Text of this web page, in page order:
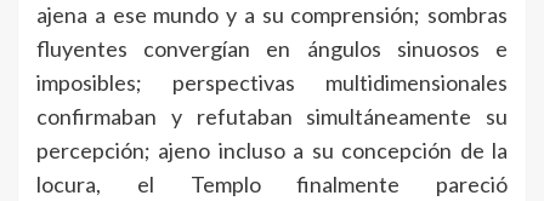
ajena a ese mundo y a su comprensión; sombras
fluyentes convergían en ángulos sinuosos e
imposibles; perspectivas multidimensionales
confirmaban y refutaban simultáneamente su
percepción; ajeno incluso a su concepción de la
locura, el Templo finalmente pareció